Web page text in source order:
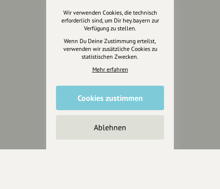
Wir unterstützen Euch
Fotografie & mehr
Marketing
Design & Branding
Anakin Design
Unterstütze
unsere Plattform
Wir verwenden Cookies, die technisch
erforderlich sind, um Dir hey.bayern zur
Verfügung zu stellen.
Wenn Du Deine Zustimmung erteilst,
verwenden wir zusätzliche Cookies zu
statistischen Zwecken.
Mehr erfahren
Cookies zustimmen
Ablehnen